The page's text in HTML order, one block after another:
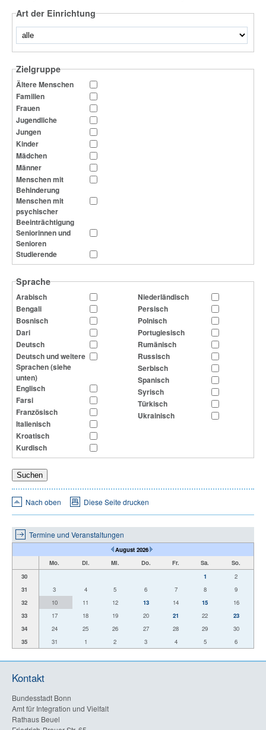
Art der Einrichtung
Zielgruppe
Ältere Menschen
Familien
Frauen
Jugendliche
Jungen
Kinder
Mädchen
Männer
Menschen mit
Behinderung
Menschen mit
psychischer
Beeinträchtigung
Seniorinnen und
Senioren
Studierende
Sprache
Arabisch
Bengali
Bosnisch
Dari
Deutsch
Deutsch und weitere
Sprachen (siehe
unten)
Englisch
Farsi
Französisch
Italienisch
Kroatisch
Kurdisch
Niederländisch
Persisch
Polnisch
Portugiesisch
Rumänisch
Russisch
Serbisch
Spanisch
Syrisch
Türkisch
Ukrainisch
Nach oben Diese Seite drucken
Termine und Veranstaltungen
August 2026
Mo.
Di. Mi. Do. Fr. Sa.
So.
30
1
2
31
3 4 5 6 7 8
9
32
10 11 12 13 14 15
16
33
17 18 19 20 21 22
23
34
24 25 26 27 28 29
30
35
31 1 2 3 4 5 6
Kontakt
Bundesstadt Bonn
Amt für Integration und Vielfalt
Rathaus Beuel